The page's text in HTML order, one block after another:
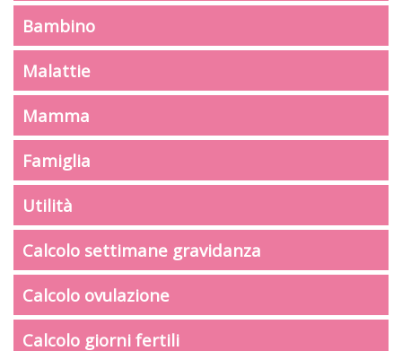
Bambino
Malattie
Mamma
Famiglia
Utilità
Calcolo settimane gravidanza
Calcolo ovulazione
Calcolo giorni fertili